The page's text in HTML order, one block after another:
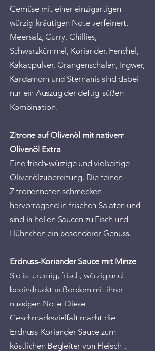
Gemüse mit einer einzigartigen
würzig-kräutigen Note verfeinert.
Meersalz, Curry, Chillies,
Schwarzkümmel, Koriander, Fenchel,
Kakaopulver, Orangenschalen, Ingwer,
Kardamom und Sternanis sind dabei
nur ein Auszug der deftig-süßen
Kombination.
Zitrone auf Olivenöl mit nativem
Olivenöl Extra
Eine frisch-würzige und vielseitige
Olivenölzubereitung. Die feinen
Zitronennoten schmecken
hervorragend in frischen Salaten und
sind in hellen Saucen zu Fisch und
Hühnchen ein besonderer Genuss.
Erdnuss-Koriander Sauce mit Minze
Sie ist cremig, frisch, würzig und
beeindruckt außerdem mit ihrer
nussigen Note. Diese
Geschmacksvielfalt macht die
Erdnuss-Koriander Sauce zum
köstlichen Begleiter von Fleisch-,